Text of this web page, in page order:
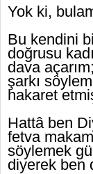
Yok ki,
Bu kendini
doğrusu
dava
şarkı
hakaret
Hattâ ben
fetva
söylemek
diyerek ben